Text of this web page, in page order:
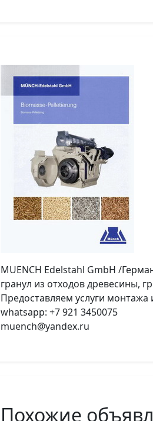
MUENCH Edelstahl GmbH /
гранул из отходов древесины,
Предоставляем услуги
whatsapp: +7 921 3450075
muench@yandex.ru
Похожие